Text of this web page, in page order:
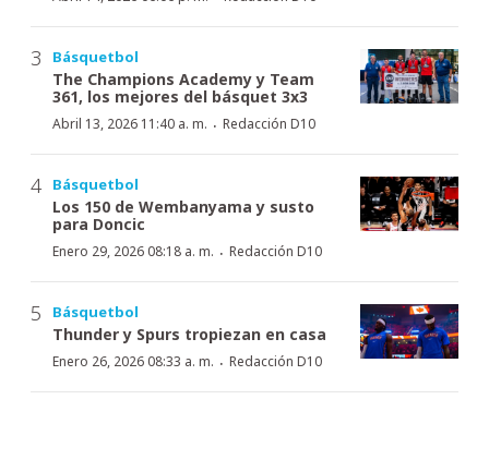
Básquetbol
The Champions Academy y Team
361, los mejores del básquet 3x3
Abril 13, 2026 11:40 a. m. · Redacción D10
Básquetbol
Los 150 de Wembanyama y susto
para Doncic
Enero 29, 2026 08:18 a. m. · Redacción D10
Básquetbol
Thunder y Spurs tropiezan en casa
Enero 26, 2026 08:33 a. m. · Redacción D10